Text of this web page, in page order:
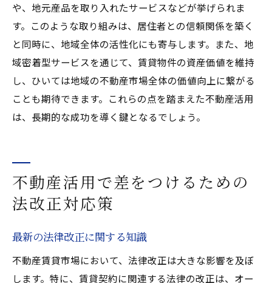
や、地元産品を取り入れたサービスなどが挙げられま
す。このような取り組みは、居住者との信頼関係を築く
と同時に、地域全体の活性化にも寄与します。また、地
域密着型サービスを通じて、賃貸物件の資産価値を維持
し、ひいては地域の不動産市場全体の価値向上に繋がる
ことも期待できます。これらの点を踏まえた不動産活用
は、長期的な成功を導く鍵となるでしょう。
不動産活用で差をつけるための
法改正対応策
最新の法律改正に関する知識
不動産賃貸市場において、法律改正は大きな影響を及ぼ
します。特に、賃貸契約に関連する法律の改正は、オー